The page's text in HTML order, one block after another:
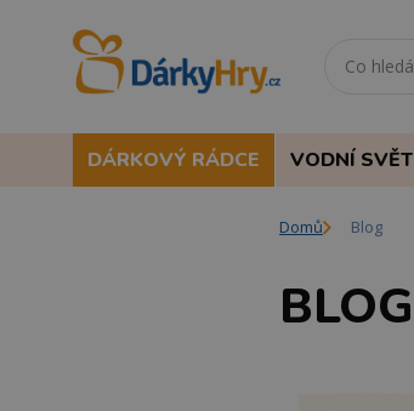
DÁRKOVÝ RÁDCE VODNÍ SVĚT
Domů Blog
BLOG